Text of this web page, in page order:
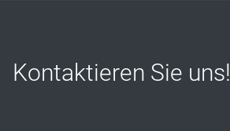
Kontaktieren Sie uns!